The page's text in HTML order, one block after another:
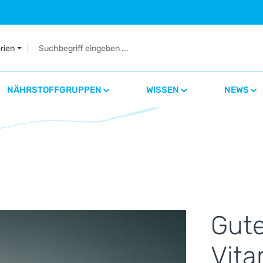
NÄHRSTOFFGRUPPEN WISSEN NEWS